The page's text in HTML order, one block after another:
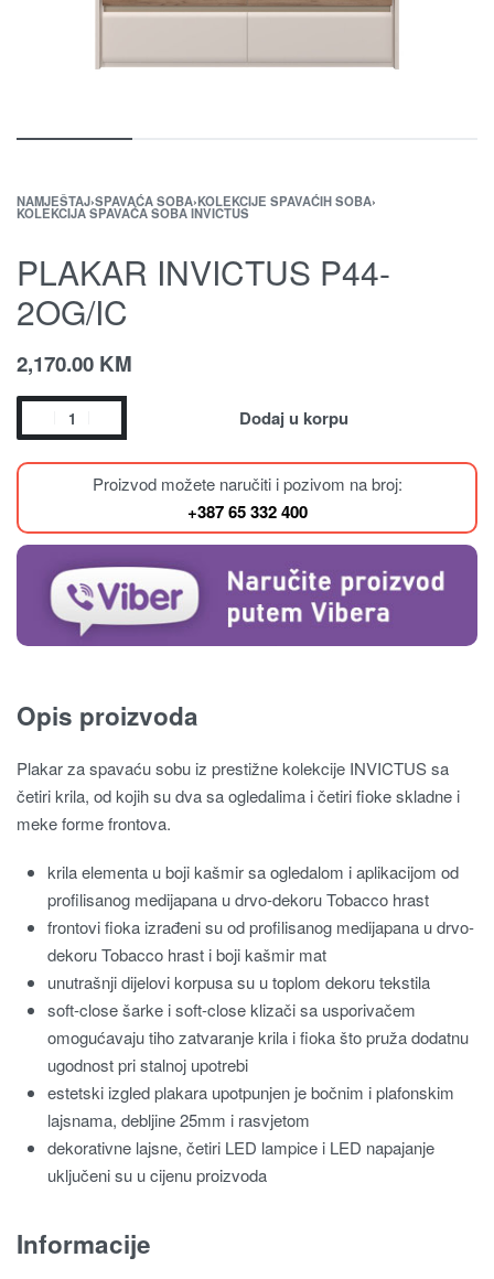
NAMJEŠTAJ›SPAVAĆA SOBA›KOLEKCIJE SPAVAĆIH SOBA›
KOLEKCIJA SPAVAĆA SOBA INVICTUS
PLAKAR INVICTUS P44-
2OG/IC
2,170.00 KM
Dodaj u korpu
Proizvod možete naručiti i pozivom na broj:
+387 65 332 400
Opis proizvoda
Plakar za spavaću sobu iz prestižne kolekcije INVICTUS sa
četiri krila, od kojih su dva sa ogledalima i četiri fioke skladne i
meke forme frontova.
krila elementa u boji kašmir sa ogledalom i aplikacijom od
profilisanog medijapana u drvo-dekoru Tobacco hrast
frontovi fioka izrađeni su od profilisanog medijapana u drvo-
dekoru Tobacco hrast i boji kašmir mat
unutrašnji dijelovi korpusa su u toplom dekoru tekstila
soft-close šarke i soft-close klizači sa usporivačem
omogućavaju tiho zatvaranje krila i fioka što pruža dodatnu
ugodnost pri stalnoj upotrebi
estetski izgled plakara upotpunjen je bočnim i plafonskim
lajsnama, debljine 25mm i rasvjetom
dekorativne lajsne, četiri LED lampice i LED napajanje
uključeni su u cijenu proizvoda
Informacije